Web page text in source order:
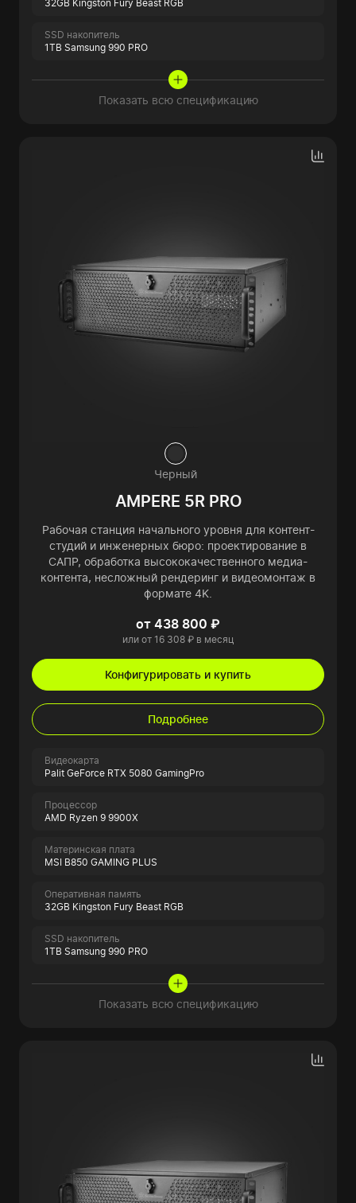
32GB Kingston Fury Beast RGB
SSD накопитель
1TB Samsung 990 PRO
Показать всю спецификацию
Черный
AMPERE 5R PRO
Рабочая станция начального уровня для контент-
студий и инженерных бюро: проектирование в
САПР, обработка высококачественного медиа-
контента, несложный рендеринг и видеомонтаж в
формате 4K.
от 438 800 ₽
или от 16 308 ₽ в месяц
Конфигурировать и купить
Подробнее
Видеокарта
Palit GeForce RTX 5080 GamingPro
Процессор
AMD Ryzen 9 9900X
Материнская плата
MSI B850 GAMING PLUS
Оперативная память
32GB Kingston Fury Beast RGB
SSD накопитель
1TB Samsung 990 PRO
Показать всю спецификацию